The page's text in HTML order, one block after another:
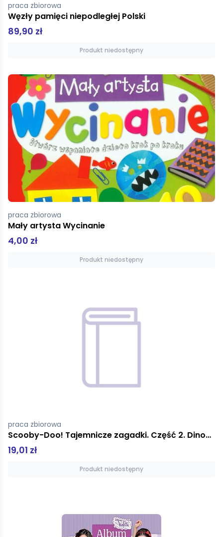
praca zbiorowa
Węzły pamięci niepodległej Polski
89,90 zł
Produkt niedostępny
praca zbiorowa
Mały artysta Wycinanie
4,00 zł
Produkt niedostępny
praca zbiorowa
Scooby-Doo! Tajemnicze zagadki. Część 2. Dinozaur 3D
19,01 zł
Produkt niedostępny